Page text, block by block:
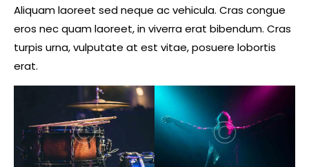
Aliquam laoreet sed neque ac vehicula. Cras congue
eros nec quam laoreet, in viverra erat bibendum. Cras
turpis urna, vulputate at est vitae, posuere lobortis
erat.